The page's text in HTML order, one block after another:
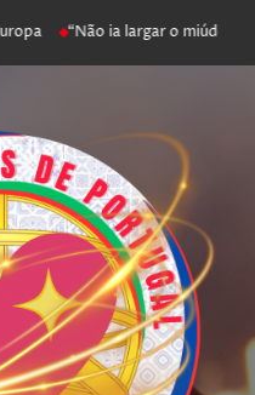
“Não ia largar o miúdo”.